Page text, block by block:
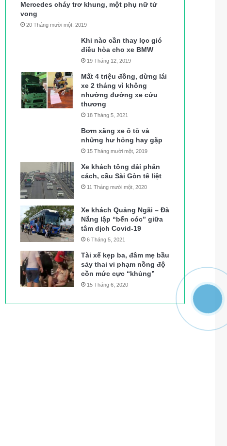
Mercedes cháy trơ khung, một phụ nữ tử
vong
20 Tháng mười một, 2019
Khi nào cần thay lọc gió
điều hòa cho xe BMW
19 Tháng 12, 2019
Mất 4 triệu đồng, dừng lái
xe 2 tháng vì không
nhường đường xe cứu
thương
18 Tháng 5, 2021
Bơm xăng xe ô tô và
những hư hỏng hay gặp
15 Tháng mười một, 2019
Xe khách tông dải phân
cách, cầu Sài Gòn tê liệt
11 Tháng mười một, 2020
Xe khách Quảng Ngãi – Đà
Nẵng lập “bến cóc” giữa
tâm dịch Covid-19
6 Tháng 5, 2021
Tài xế kẹp ba, đâm mẹ bầu
sảy thai vi phạm nồng độ
cồn mức cực “khủng”
15 Tháng 6, 2020